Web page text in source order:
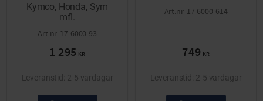
Kymco, Honda, Sym
mfl.
17-6000-93
1 295 KR
2-5 vardagar
17-6000-614
749 KR
2-5 vardagar